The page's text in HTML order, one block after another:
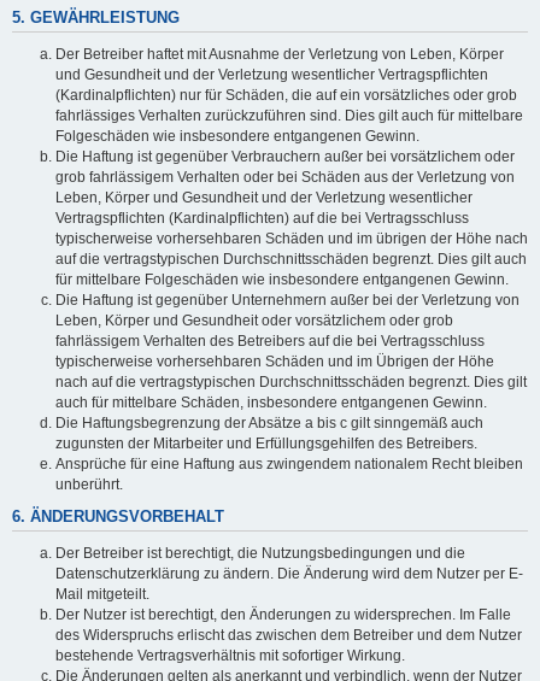
5. GEWÄHRLEISTUNG
Der Betreiber haftet mit Ausnahme der Verletzung von Leben, Körper
und Gesundheit und der Verletzung wesentlicher Vertragspflichten
(Kardinalpflichten) nur für Schäden, die auf ein vorsätzliches oder grob
fahrlässiges Verhalten zurückzuführen sind. Dies gilt auch für mittelbare
Folgeschäden wie insbesondere entgangenen Gewinn.
Die Haftung ist gegenüber Verbrauchern außer bei vorsätzlichem oder
grob fahrlässigem Verhalten oder bei Schäden aus der Verletzung von
Leben, Körper und Gesundheit und der Verletzung wesentlicher
Vertragspflichten (Kardinalpflichten) auf die bei Vertragsschluss
typischerweise vorhersehbaren Schäden und im übrigen der Höhe nach
auf die vertragstypischen Durchschnittsschäden begrenzt. Dies gilt auch
für mittelbare Folgeschäden wie insbesondere entgangenen Gewinn.
Die Haftung ist gegenüber Unternehmern außer bei der Verletzung von
Leben, Körper und Gesundheit oder vorsätzlichem oder grob
fahrlässigem Verhalten des Betreibers auf die bei Vertragsschluss
typischerweise vorhersehbaren Schäden und im Übrigen der Höhe
nach auf die vertragstypischen Durchschnittsschäden begrenzt. Dies gilt
auch für mittelbare Schäden, insbesondere entgangenen Gewinn.
Die Haftungsbegrenzung der Absätze a bis c gilt sinngemäß auch
zugunsten der Mitarbeiter und Erfüllungsgehilfen des Betreibers.
Ansprüche für eine Haftung aus zwingendem nationalem Recht bleiben
unberührt.
6. ÄNDERUNGSVORBEHALT
Der Betreiber ist berechtigt, die Nutzungsbedingungen und die
Datenschutzerklärung zu ändern. Die Änderung wird dem Nutzer per E-
Mail mitgeteilt.
Der Nutzer ist berechtigt, den Änderungen zu widersprechen. Im Falle
des Widerspruchs erlischt das zwischen dem Betreiber und dem Nutzer
bestehende Vertragsverhältnis mit sofortiger Wirkung.
Die Änderungen gelten als anerkannt und verbindlich, wenn der Nutzer